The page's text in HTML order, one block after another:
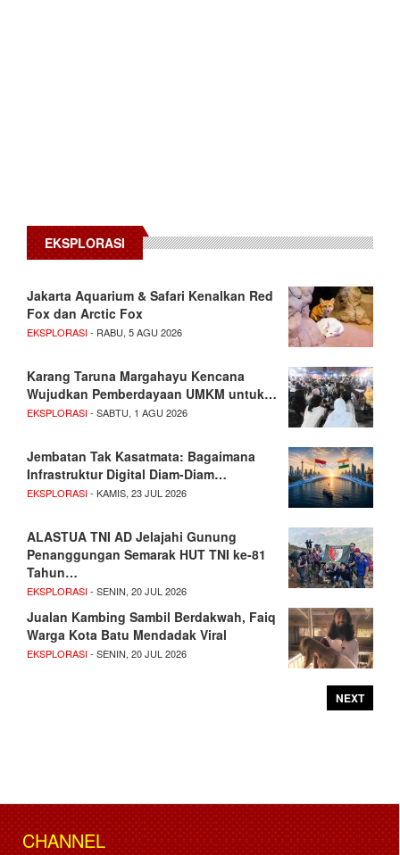
EKSPLORASI
Jakarta Aquarium & Safari Kenalkan Red
Fox dan Arctic Fox
EKSPLORASI- RABU, 5 AGU 2026
Karang Taruna Margahayu Kencana
Wujudkan Pemberdayaan UMKM untuk…
EKSPLORASI- SABTU, 1 AGU 2026
Jembatan Tak Kasatmata: Bagaimana
Infrastruktur Digital Diam-Diam…
EKSPLORASI- KAMIS, 23 JUL 2026
ALASTUA TNI AD Jelajahi Gunung
Penanggungan Semarak HUT TNI ke-81
Tahun…
EKSPLORASI- SENIN, 20 JUL 2026
Jualan Kambing Sambil Berdakwah, Faiq
Warga Kota Batu Mendadak Viral
EKSPLORASI- SENIN, 20 JUL 2026
NEXT
CHANNEL